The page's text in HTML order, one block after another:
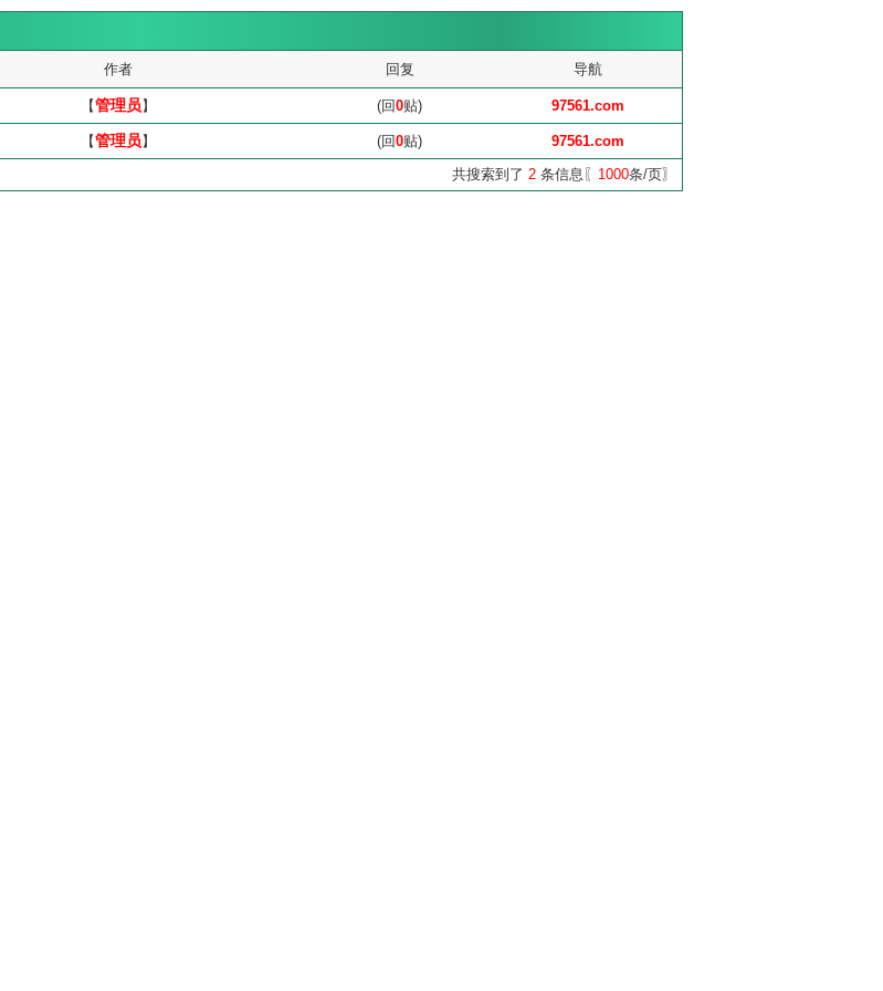
作者 回复 导航
【管理员 】 (回0贴) 97561.com
【管理员 】 (回0贴)
97561.com
共搜索到了 2 条信息〖 1000条/页〗